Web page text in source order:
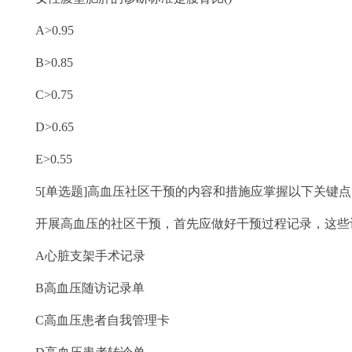
A>0.95
B>0.85
C>0.75
D>0.65
E>0.55
5[单选题]高血压社区干预的内容和措施应掌握以下关键点
开展高血压的社区干预，首先应做好干预过程记录，这些
A心脏支架手术记录
B高血压随访记录单
C高血压患者自我管理卡